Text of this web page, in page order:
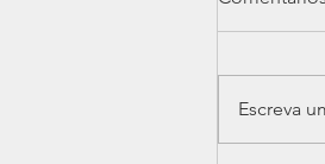
Escreva